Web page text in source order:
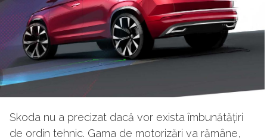
Skoda nu a precizat dacă vor exista îmbunătățiri
de ordin tehnic. Gama de motorizări va rămâne,